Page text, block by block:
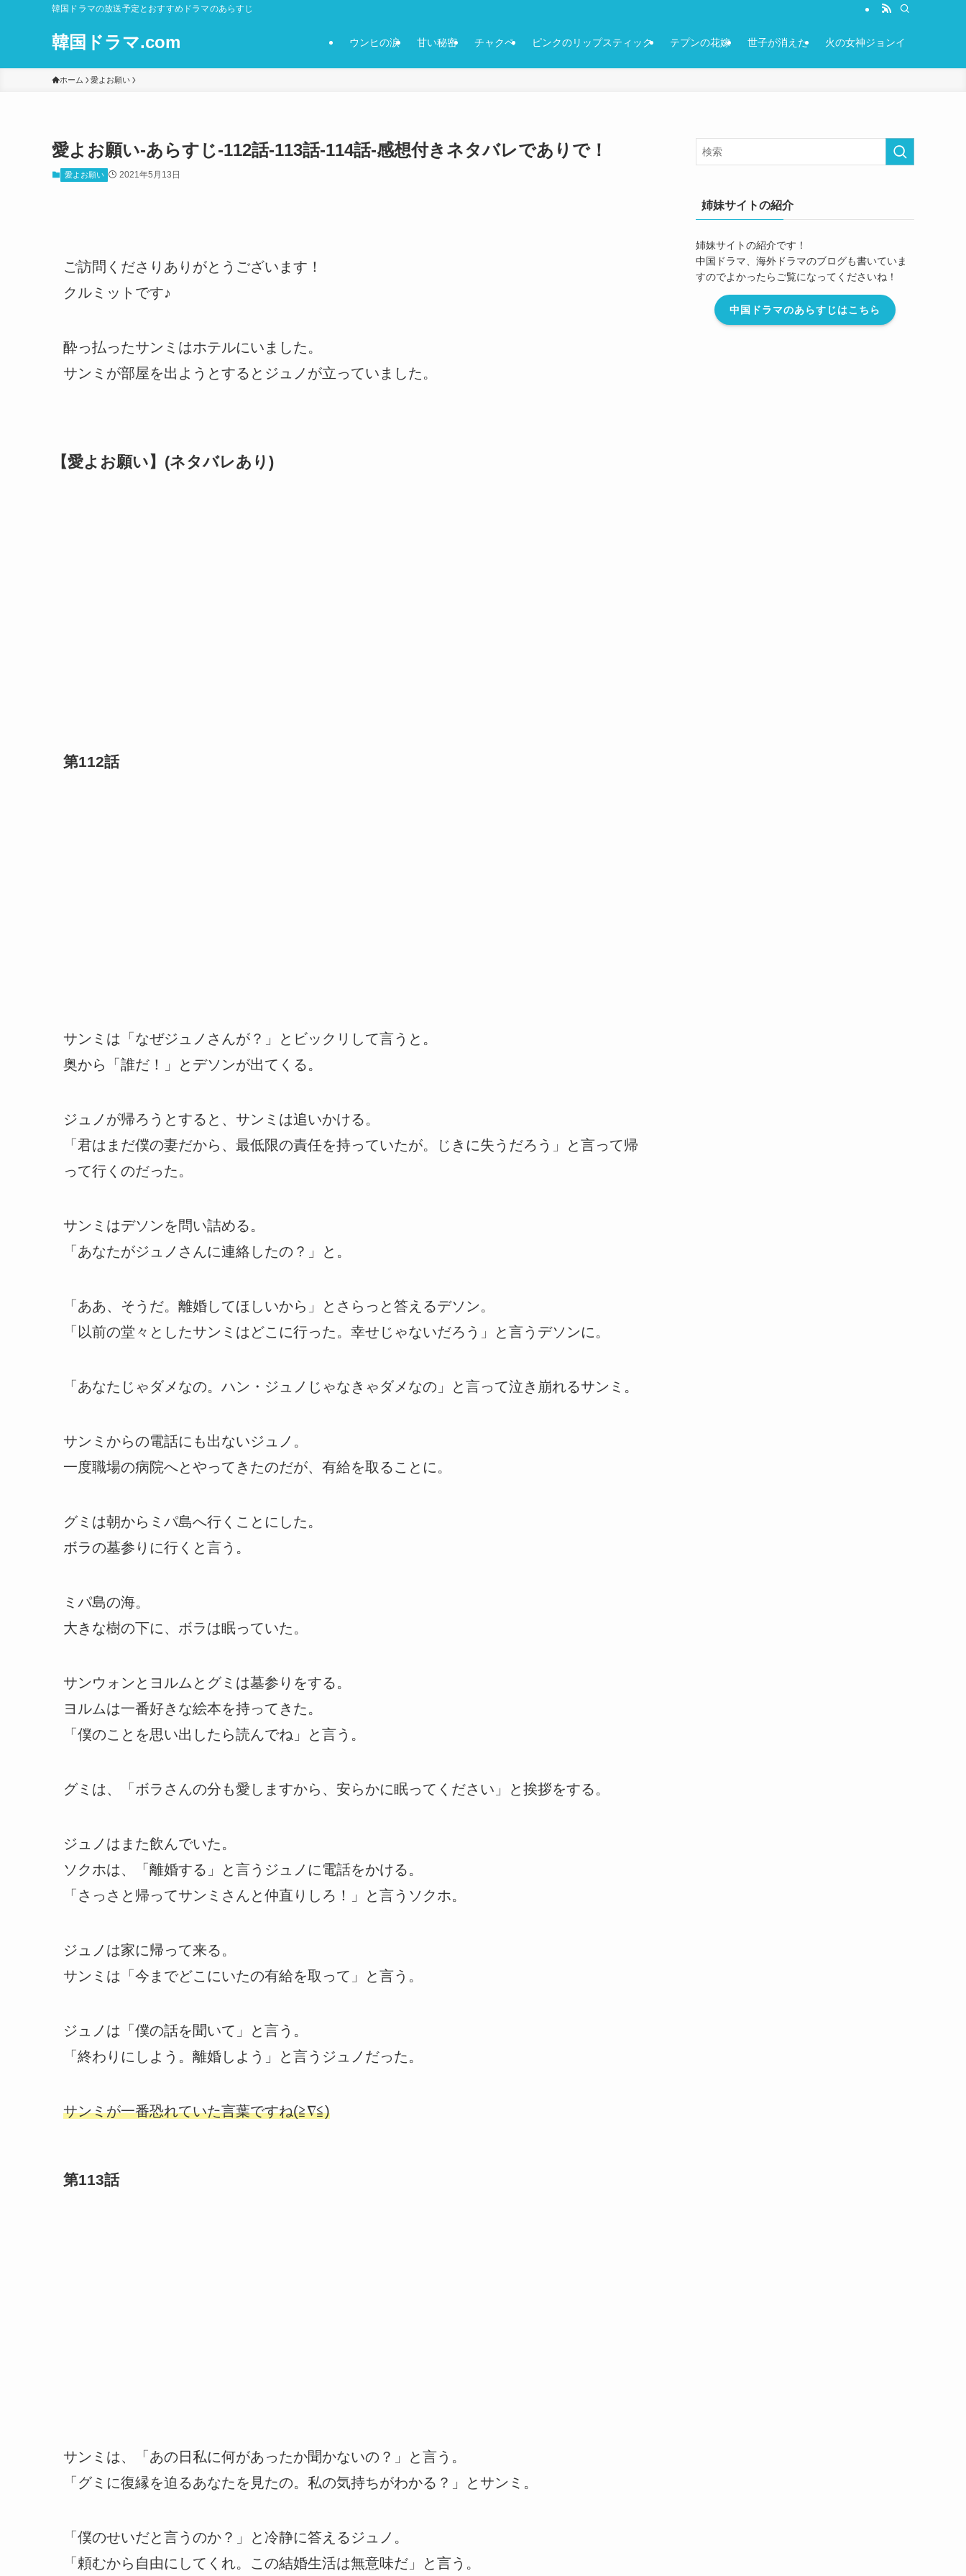
韓国ドラマの放送予定とおすすめドラマのあらすじ
韓国ドラマ.com ウンヒの涙 甘い秘密 チャクペ ピンクのリップスティック テプンの花嫁 世子が消えた 火の女神ジョンイ
ホーム 愛よお願い
愛よお願い-あらすじ-112話-113話-114話-感想付きネタバレでありで！
愛よお願い 2021年5月13日
ご訪問くださりありがとうございます！
クルミットです♪
酔っ払ったサンミはホテルにいました。
サンミが部屋を出ようとするとジュノが立っていました。
【愛よお願い】(ネタバレあり)
第112話
サンミは「なぜジュノさんが？」とビックリして言うと。
奥から「誰だ！」とデソンが出てくる。
ジュノが帰ろうとすると、サンミは追いかける。
「君はまだ僕の妻だから、最低限の責任を持っていたが。じきに失うだろう」と言って帰
って行くのだった。
サンミはデソンを問い詰める。
「あなたがジュノさんに連絡したの？」と。
「ああ、そうだ。離婚してほしいから」とさらっと答えるデソン。
「以前の堂々としたサンミはどこに行った。幸せじゃないだろう」と言うデソンに。
「あなたじゃダメなの。ハン・ジュノじゃなきゃダメなの」と言って泣き崩れるサンミ。
サンミからの電話にも出ないジュノ。
一度職場の病院へとやってきたのだが、有給を取ることに。
グミは朝からミパ島へ行くことにした。
ボラの墓参りに行くと言う。
ミパ島の海。
大きな樹の下に、ボラは眠っていた。
サンウォンとヨルムとグミは墓参りをする。
ヨルムは一番好きな絵本を持ってきた。
「僕のことを思い出したら読んでね」と言う。
グミは、「ボラさんの分も愛しますから、安らかに眠ってください」と挨拶をする。
ジュノはまた飲んでいた。
ソクホは、「離婚する」と言うジュノに電話をかける。
「さっさと帰ってサンミさんと仲直りしろ！」と言うソクホ。
ジュノは家に帰って来る。
サンミは「今までどこにいたの有給を取って」と言う。
ジュノは「僕の話を聞いて」と言う。
「終わりにしよう。離婚しよう」と言うジュノだった。
サンミが一番恐れていた言葉ですね(≧∇≦)
第113話
サンミは、「あの日私に何があったか聞かないの？」と言う。
「グミに復縁を迫るあなたを見たの。私の気持ちがわかる？」とサンミ。
「僕のせいだと言うのか？」と冷静に答えるジュノ。
「頼むから自由にしてくれ。この結婚生活は無意味だ」と言う。
姉妹サイトの紹介
姉妹サイトの紹介です！
中国ドラマ、海外ドラマのブログも書いていま
すのでよかったらご覧になってくださいね！
中国ドラマのあらすじはこちら